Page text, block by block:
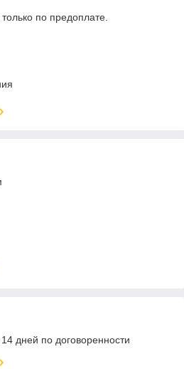
по предоплате.
дней по договоренности